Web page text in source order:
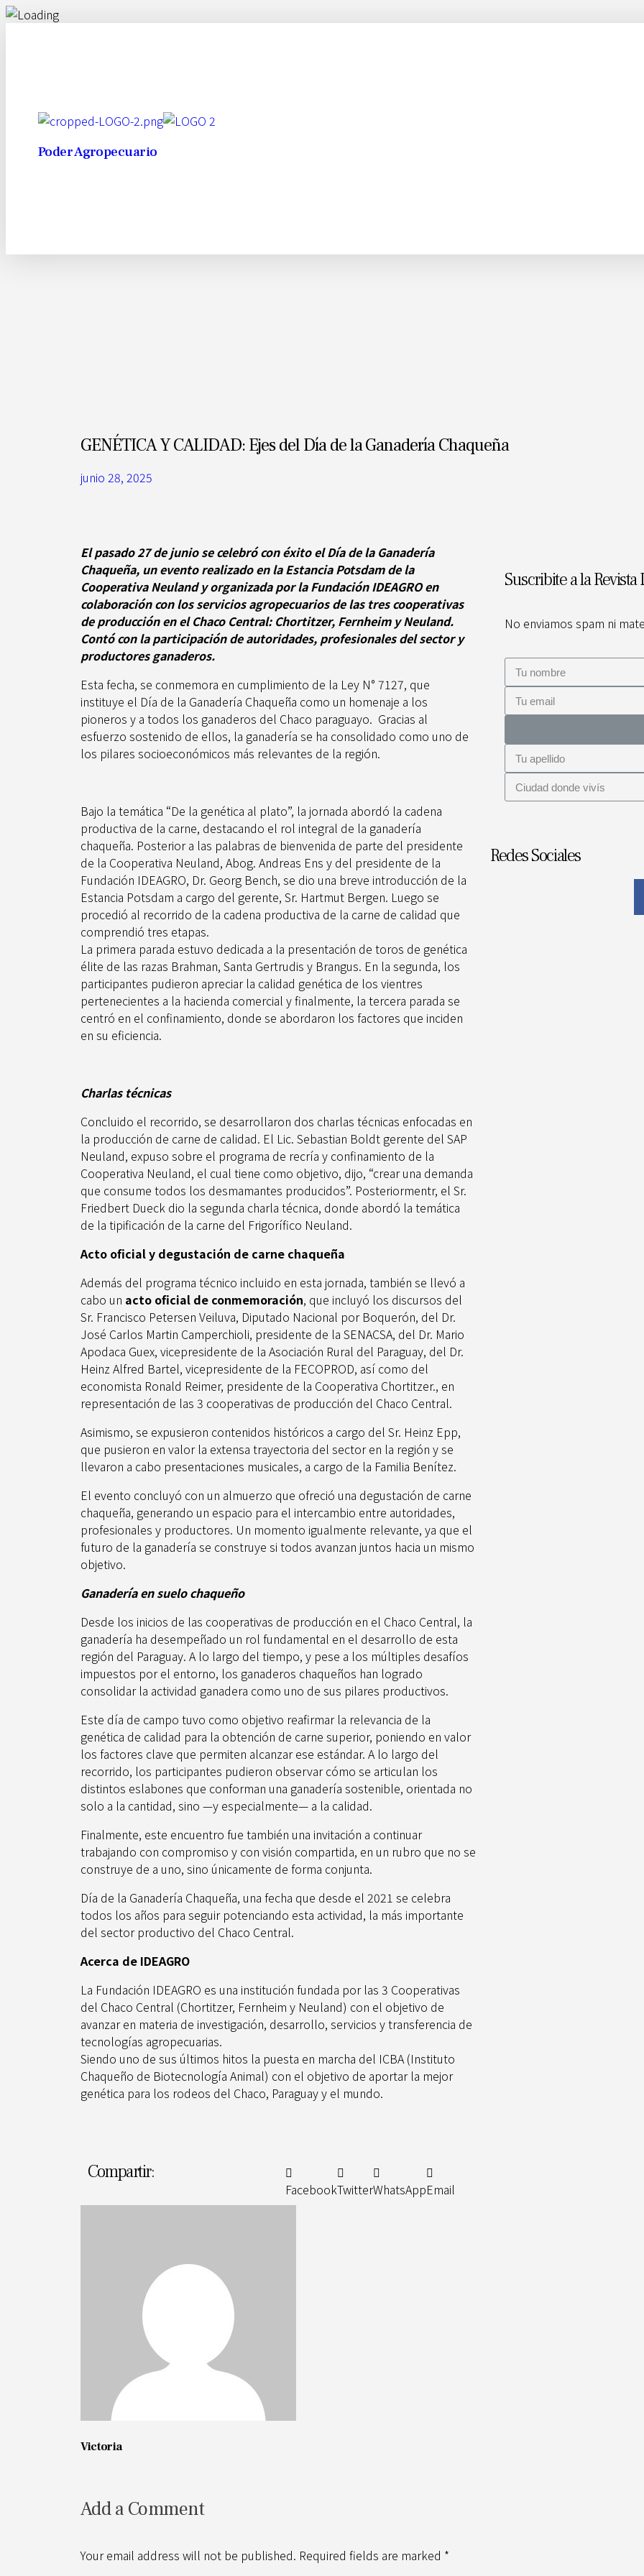
Poder Agropecuario
GENÉTICA Y CALIDAD: Ejes del Día de la Ganadería Chaqueña
junio 28, 2025
El pasado 27 de junio se celebró con éxito el Día de la Ganadería
Chaqueña, un evento realizado en la Estancia Potsdam de la
Cooperativa Neuland y organizada por la Fundación IDEAGRO en
colaboración con los servicios agropecuarios de las tres cooperativas
de producción en el Chaco Central: Chortitzer, Fernheim y Neuland.
Contó con la participación de autoridades, profesionales del sector y
productores ganaderos.
Esta fecha, se conmemora en cumplimiento de la Ley N° 7127, que
instituye el Día de la Ganadería Chaqueña como un homenaje a los
pioneros y a todos los ganaderos del Chaco paraguayo. Gracias al
esfuerzo sostenido de ellos, la ganadería se ha consolidado como uno de
los pilares socioeconómicos más relevantes de la región.
Bajo la temática “De la genética al plato”, la jornada abordó la cadena
productiva de la carne, destacando el rol integral de la ganadería
chaqueña. Posterior a las palabras de bienvenida de parte del presidente
de la Cooperativa Neuland, Abog. Andreas Ens y del presidente de la
Fundación IDEAGRO, Dr. Georg Bench, se dio una breve introducción de la
Estancia Potsdam a cargo del gerente, Sr. Hartmut Bergen. Luego se
procedió al recorrido de la cadena productiva de la carne de calidad que
comprendió tres etapas.
La primera parada estuvo dedicada a la presentación de toros de genética
élite de las razas Brahman, Santa Gertrudis y Brangus. En la segunda, los
participantes pudieron apreciar la calidad genética de los vientres
pertenecientes a la hacienda comercial y finalmente, la tercera parada se
centró en el confinamiento, donde se abordaron los factores que inciden
en su eficiencia.
Charlas técnicas
Concluido el recorrido, se desarrollaron dos charlas técnicas enfocadas en
la producción de carne de calidad. El Lic. Sebastian Boldt gerente del SAP
Neuland, expuso sobre el programa de recría y confinamiento de la
Cooperativa Neuland, el cual tiene como objetivo, dijo, “crear una demanda
que consume todos los desmamantes producidos”. Posteriormentr, el Sr.
Friedbert Dueck dio la segunda charla técnica, donde abordó la temática
de la tipificación de la carne del Frigorífico Neuland.
Acto oficial y degustación de carne chaqueña
Además del programa técnico incluido en esta jornada, también se llevó a
cabo un acto oficial de conmemoración, que incluyó los discursos del
Sr. Francisco Petersen Veiluva, Diputado Nacional por Boquerón, del Dr.
José Carlos Martin Camperchioli, presidente de la SENACSA, del Dr. Mario
Apodaca Guex, vicepresidente de la Asociación Rural del Paraguay, del Dr.
Heinz Alfred Bartel, vicepresidente de la FECOPROD, así como del
economista Ronald Reimer, presidente de la Cooperativa Chortitzer., en
representación de las 3 cooperativas de producción del Chaco Central.
Asimismo, se expusieron contenidos históricos a cargo del Sr. Heinz Epp,
que pusieron en valor la extensa trayectoria del sector en la región y se
llevaron a cabo presentaciones musicales, a cargo de la Familia Benítez.
El evento concluyó con un almuerzo que ofreció una degustación de carne
chaqueña, generando un espacio para el intercambio entre autoridades,
profesionales y productores. Un momento igualmente relevante, ya que el
futuro de la ganadería se construye si todos avanzan juntos hacia un mismo
objetivo.
Ganadería en suelo chaqueño
Desde los inicios de las cooperativas de producción en el Chaco Central, la
ganadería ha desempeñado un rol fundamental en el desarrollo de esta
región del Paraguay. A lo largo del tiempo, y pese a los múltiples desafíos
impuestos por el entorno, los ganaderos chaqueños han logrado
consolidar la actividad ganadera como uno de sus pilares productivos.
Este día de campo tuvo como objetivo reafirmar la relevancia de la
genética de calidad para la obtención de carne superior, poniendo en valor
los factores clave que permiten alcanzar ese estándar. A lo largo del
recorrido, los participantes pudieron observar cómo se articulan los
distintos eslabones que conforman una ganadería sostenible, orientada no
solo a la cantidad, sino —y especialmente— a la calidad.
Finalmente, este encuentro fue también una invitación a continuar
trabajando con compromiso y con visión compartida, en un rubro que no se
construye de a uno, sino únicamente de forma conjunta.
Día de la Ganadería Chaqueña, una fecha que desde el 2021 se celebra
todos los años para seguir potenciando esta actividad, la más importante
del sector productivo del Chaco Central.
Acerca de IDEAGRO
La Fundación IDEAGRO es una institución fundada por las 3 Cooperativas
del Chaco Central (Chortitzer, Fernheim y Neuland) con el objetivo de
avanzar en materia de investigación, desarrollo, servicios y transferencia de
tecnologías agropecuarias.
Siendo uno de sus últimos hitos la puesta en marcha del ICBA (Instituto
Chaqueño de Biotecnología Animal) con el objetivo de aportar la mejor
genética para los rodeos del Chaco, Paraguay y el mundo.
Compartir:
FacebookTwitterWhatsAppEmail
Victoria
Add a Comment
Your email address will not be published. Required fields are marked *
Suscribite a la
No enviamos spam ni
Redes Sociales